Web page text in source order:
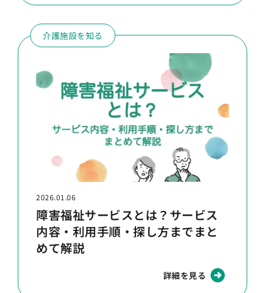
介護施設を知る
2026.01.06
障害福祉サービスとは？サービス
内容・利用手順・探し方までまと
めて解説
詳細を見る